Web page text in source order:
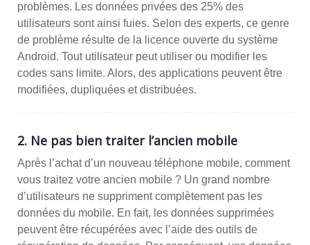
problèmes. Les données privées des 25% des
utilisateurs sont ainsi fuies. Selon des experts, ce genre
de problème résulte de la licence ouverte du système
Android. Tout utilisateur peut utiliser ou modifier les
codes sans limite. Alors, des applications peuvent être
modifiées, dupliquées et distribuées.
2. Ne pas bien traiter l’ancien mobile
Après l’achat d’un nouveau téléphone mobile, comment
vous traitez votre ancien mobile ? Un grand nombre
d’utilisateurs ne suppriment complètement pas les
données du mobile. En fait, les données supprimées
peuvent être récupérées avec l’aide des outils de